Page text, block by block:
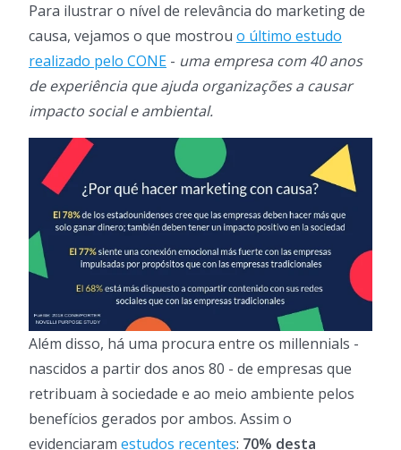
Para ilustrar o nível de relevância do marketing de
causa, vejamos o que mostrou o último estudo
realizado pelo CONE - uma empresa com 40 anos
de experiência que ajuda organizações a causar
impacto social e ambiental.
Além disso, há uma procura entre os millennials -
nascidos a partir dos anos 80 - de empresas que
retribuam à sociedade e ao meio ambiente pelos
benefícios gerados por ambos. Assim o
evidenciaram estudos recentes: 70% desta